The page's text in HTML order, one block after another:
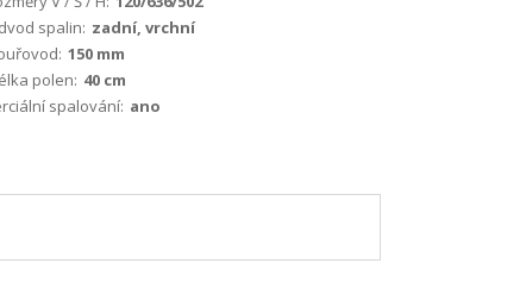
spalin: zadní, vrchní
150 mm
polen: 40 cm
spalování: ano